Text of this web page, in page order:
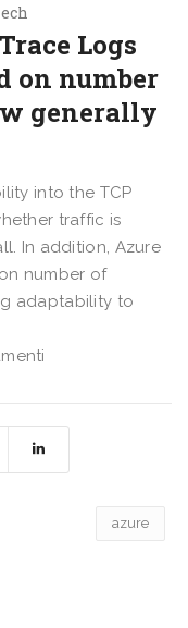
Logs
on number
generally
into the TCP
traffic is
In addition, Azure
number of
adaptability to
azure